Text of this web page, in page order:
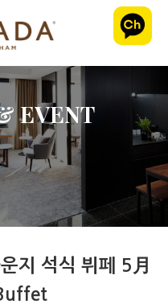
EVENT
지 석식 뷔페 5月